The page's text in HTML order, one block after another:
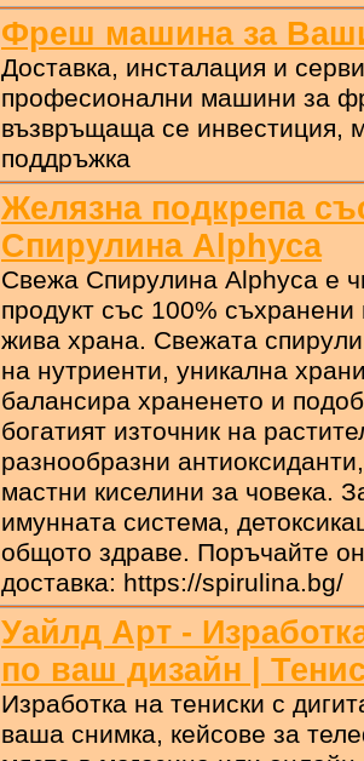
Фреш машина за
Доставка, инсталация и
професионални машини за
възвръщаща се инвестиция,
поддръжка
Желязна подкрепа
Спирулина Alphyca
Свежа Спирулина Alphyca е
продукт със 100%
жива храна. Свежата
на нутриенти, уникална
балансира храненето и
богатият източник на
разнообразни
мастни киселини за човека.
имунната система,
общото здраве. Поръчайте
доставка: https://spirulina.bg/
Уайлд Арт -
по ваш дизайн |
Изработка на тениски с
ваша снимка, кейсове за